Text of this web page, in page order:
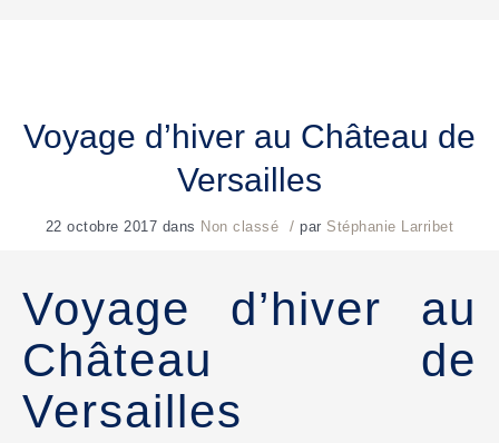
Voyage d’hiver au Château de
Versailles
22 octobre 2017 dans Non classé / par Stéphanie Larribet
Voyage d’hiver au
Château de
Versailles